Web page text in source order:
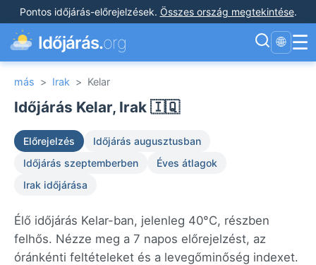
Pontos időjárás-előrejelzések. Összes ország megtekintése.
Időjárás.org 🌐 ☰
más > Irak > Kelar
Időjárás Kelar, Irak 🇮🇶
Előrejelzés
Időjárás augusztusban
Időjárás szeptemberben
Éves átlagok
Irak időjárása
Élő időjárás Kelar-ban, jelenleg 40°C, részben
felhős. Nézze meg a 7 napos előrejelzést, az
óránkénti feltételeket és a levegőminőség indexet.